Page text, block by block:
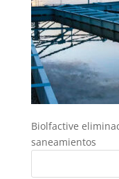
Biolfactive
saneamientos